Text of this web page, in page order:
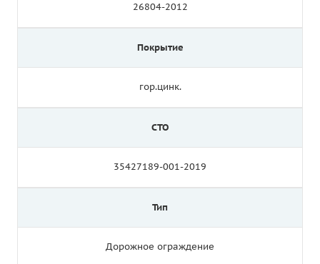
26804-2012
Покрытие
гор.цинк.
СТО
35427189-001-2019
Тип
Дорожное ограждение